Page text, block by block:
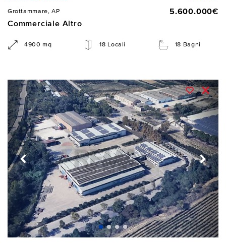
Grottammare, AP
5.600.000€
Commerciale Altro
4900 mq 18 Locali 18 Bagni